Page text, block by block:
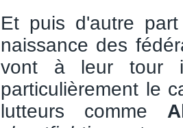
Et puis d'autre
naissance des
vont à leur tour
particulièrement le
lutteurs comme